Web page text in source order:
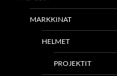
MARKKINAT
HELMET
PROJEKTIT